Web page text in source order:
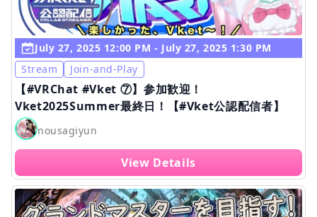
July 27, 2025 12:00 PM - July 27, 2025 1:30 PM
Stream
Join-and-Play
【#VRChat #Vket ⑦】参加歓迎！
Vket2025Summer最終日！【#Vket公認配信者】
nousagiyun
View Details